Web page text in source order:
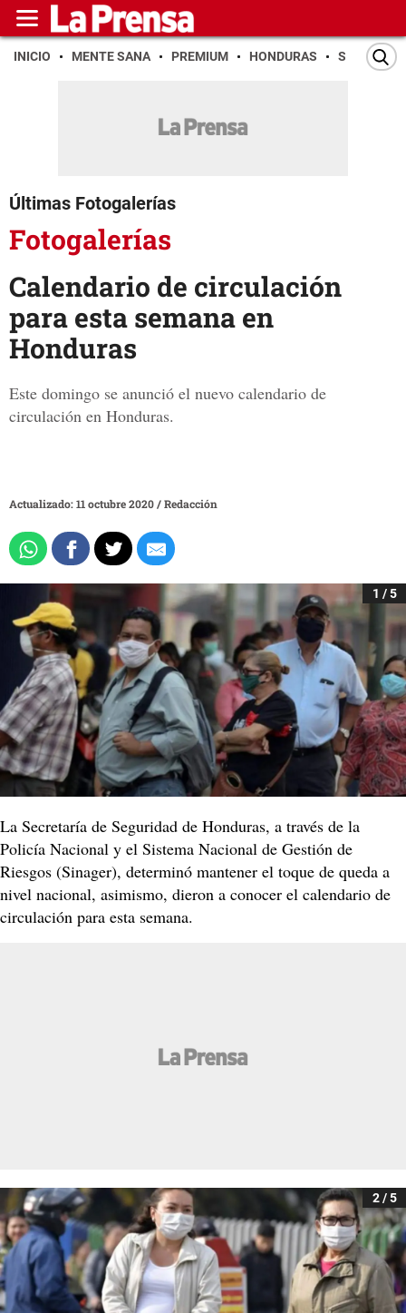
INICIO MENTE SANA PREMIUM HONDURAS SAN PEDRO
Últimas Fotogalerías
Fotogalerías
Calendario de circulación
para esta semana en
Honduras
Este domingo se anunció el nuevo calendario de
circulación en Honduras.
Actualizado: 11 octubre 2020/Redacción
1 / 5
La Secretaría de Seguridad de Honduras, a través de la
Policía Nacional y el Sistema Nacional de Gestión de
Riesgos (Sinager), determinó mantener el toque de queda a
nivel nacional, asimismo, dieron a conocer el calendario de
circulación para esta semana.
2 / 5